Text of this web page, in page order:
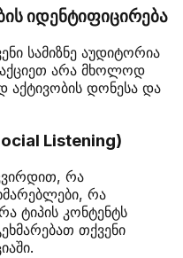
იდენტიფიცირება
სამიზნე აუდიტორია
არა მხოლოდ
აქტივობის დონესა და
Listening)
რა
რა
ტიპის კონტენტს
თქვენი